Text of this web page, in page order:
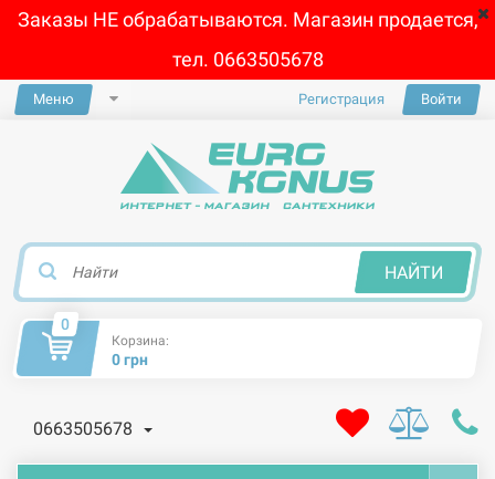
Заказы НЕ обрабатываются. Магазин продается,
тел. 0663505678
Меню Регистрация Войти
НАЙТИ
0
Корзина:
0 грн
0663505678